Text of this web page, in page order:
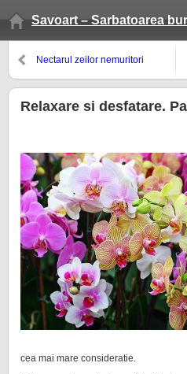
Savoart – Sarbatoarea
Nectarul zeilor nemuritori
Relaxare si desfatare.
cea mai mare consideratie.